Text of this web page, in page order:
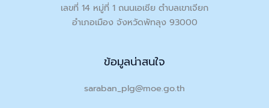
เลขที่ 14 หมู่ที่ 1 ถนนเอเชีย ตำบลเขาเจียก
อำเภอเมือง จังหวัดพัทลุง 93000
ข้อมูลน่าสนใจ
saraban_plg@moe.go.th